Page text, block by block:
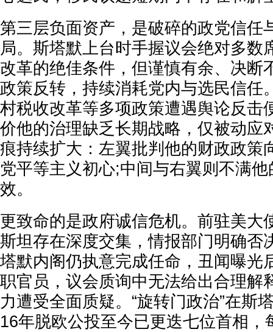
第三层负面资产，是破碎的政党信任
局。斯塔默上台时手握议会绝对多数
改革的绝佳条件，但谨慎有余、决断
政策反转，持续消耗党内与选民信任
村税收改革等多项政策遭遇舆论反击
价他的治理缺乏长期战略，仅被动应
痕持续扩大：左翼批判他的财政政策
党平等主义初心;中间与右翼则不满
效。
更致命的是政府诚信危机。前驻美大
斯坦存在深度交集，情报部门明确否
塔默内阁仍执意完成任命，丑闻曝光
职官员，议会质询中无法给出合理解
力遭受全面质疑。“旋转门政治”在斯
16年脱欧公投至今已更迭七位首相，